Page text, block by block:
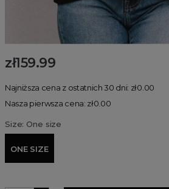
zł159.99
Najniższa cena z ostatnich 30 dni: zł0.00
Nasza pierwsza cena: zł0.00
Size: One size
ONE SIZE